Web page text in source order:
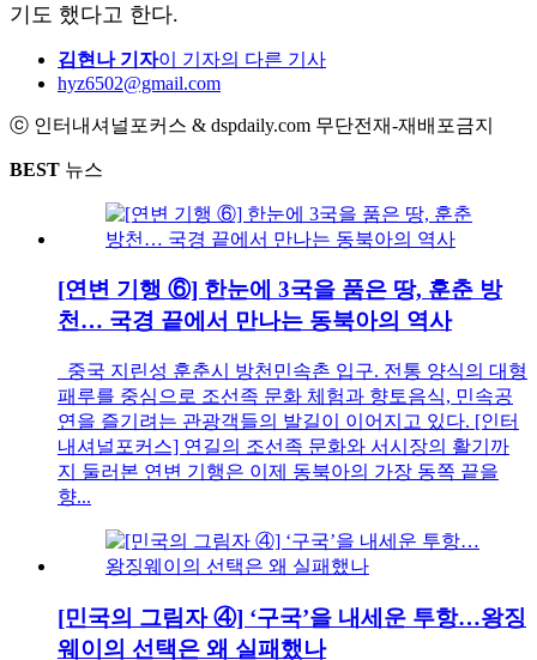
기도 했다고 한다.
김현나 기자이 기자의 다른 기사
hyz6502@gmail.com
ⓒ 인터내셔널포커스 & dspdaily.com 무단전재-재배포금지
BEST 뉴스
[연변 기행 ⑥] 한눈에 3국을 품은 땅, 훈춘 방
천… 국경 끝에서 만나는 동북아의 역사
중국 지린성 훈춘시 방천민속촌 입구. 전통 양식의 대형
패루를 중심으로 조선족 문화 체험과 향토음식, 민속공
연을 즐기려는 관광객들의 발길이 이어지고 있다. [인터
내셔널포커스] 연길의 조선족 문화와 서시장의 활기까
지 둘러본 연변 기행은 이제 동북아의 가장 동쪽 끝을
향...
[민국의 그림자 ④] ‘구국’을 내세운 투항…왕징
웨이의 선택은 왜 실패했나